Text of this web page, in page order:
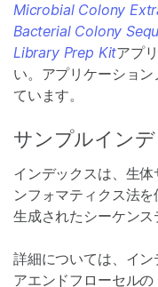
Microbial Colony
Bacterial Colony
Library Prep Kitアプ
い。アプリケーショ
ています。
サンプルインデ
インデックスは、生
ンフォマティクス法
生成されたシーケンス
詳細については、イ
アエンドフローセル